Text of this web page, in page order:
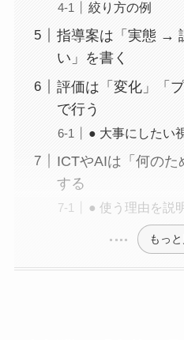
絞り方の例
指導案は「実態 →
い」を書く
評価は「変化」「
で行う
● 大事にしたい
ICTやAIは「何のた
する
● 使う理由を説
もっ